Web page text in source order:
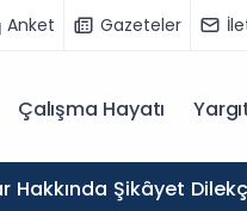
Anket Gazeteler
Çalışma Hayatı
Hakkında Şikâyet